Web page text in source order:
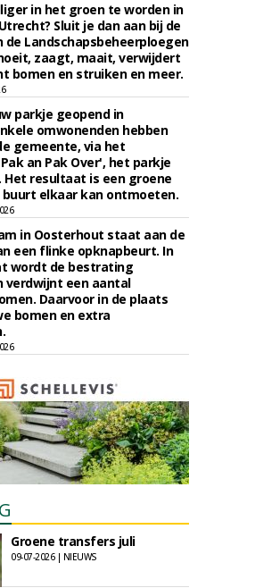
in het groen te worden in
Sluit je dan aan bij de
de Landschapsbeheerploegen
zaagt, maait, verwijdert
bomen en struiken en meer.
parkje geopend in
omwonenden hebben
gemeente, via het
an Pak Over', het parkje
Het resultaat is een groene
buurt elkaar kan ontmoeten.
in Oosterhout staat aan de
een flinke opknapbeurt. In
wordt de bestrating
verdwijnt een aantal
Daarvoor in de plaats
bomen en extra
Groene transfers juli
09-07-2026 | NIEUWS